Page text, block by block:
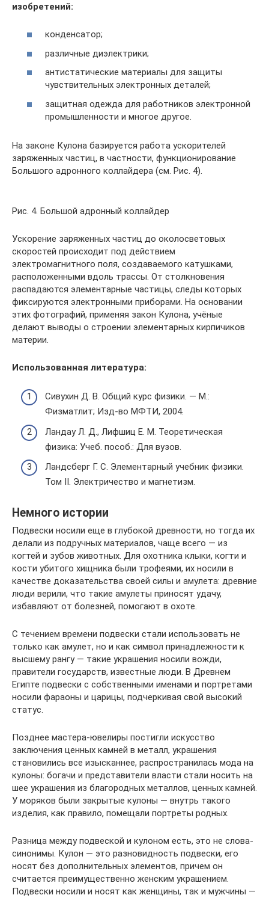
изобретений:
конденсатор;
различные диэлектрики;
антистатические материалы для защиты
чувствительных электронных деталей;
защитная одежда для работников электронной
промышленности и многое другое.
На законе Кулона базируется работа ускорителей
заряженных частиц, в частности, функционирование
Большого адронного коллайдера (см. Рис. 4).
Рис. 4. Большой адронный коллайдер
Ускорение заряженных частиц до околосветовых
скоростей происходит под действием
электромагнитного поля, создаваемого катушками,
расположенными вдоль трассы. От столкновения
распадаются элементарные частицы, следы которых
фиксируются электронными приборами. На основании
этих фотографий, применяя закон Кулона, учёные
делают выводы о строении элементарных кирпичиков
материи.
Использованная литература:
Сивухин Д. В. Общий курс физики. — М.:
Физматлит; Изд-во МФТИ, 2004.
Ландау Л. Д., Лифшиц Е. М. Теоретическая
физика: Учеб. пособ.: Для вузов.
Ландсберг Г. С. Элементарный учебник физики.
Том II. Электричество и магнетизм.
Немного истории
Подвески носили еще в глубокой древности, но тогда их
делали из подручных материалов, чаще всего — из
когтей и зубов животных. Для охотника клыки, когти и
кости убитого хищника были трофеями, их носили в
качестве доказательства своей силы и амулета: древние
люди верили, что такие амулеты приносят удачу,
избавляют от болезней, помогают в охоте.
С течением времени подвески стали использовать не
только как амулет, но и как символ принадлежности к
высшему рангу — такие украшения носили вожди,
правители государств, известные люди. В Древнем
Египте подвески с собственными именами и портретами
носили фараоны и царицы, подчеркивая свой высокий
статус.
Позднее мастера-ювелиры постигли искусство
заключения ценных камней в металл, украшения
становились все изысканнее, распространилась мода на
кулоны: богачи и представители власти стали носить на
шее украшения из благородных металлов, ценных камней.
У моряков были закрытые кулоны — внутрь такого
изделия, как правило, помещали портреты родных.
Разница между подвеской и кулоном есть, это не слова-
синонимы. Кулон — это разновидность подвески, его
носят без дополнительных элементов, причем он
считается преимущественно женским украшением.
Подвески носили и носят как женщины, так и мужчины —